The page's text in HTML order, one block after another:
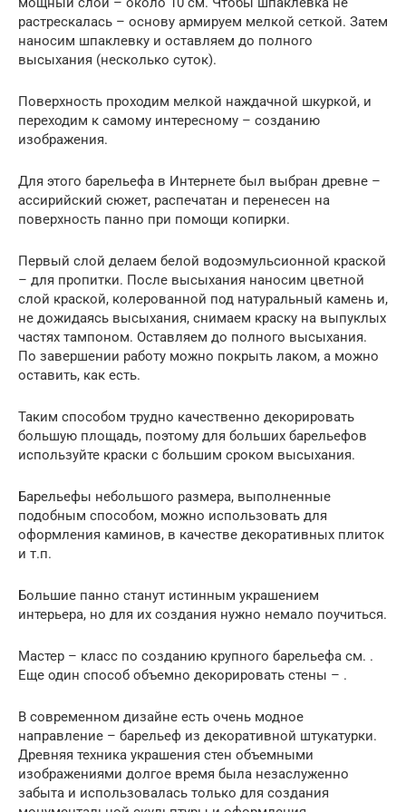
растрескалась – основу армируем мелкой сеткой. Затем
наносим шпаклевку и оставляем до полного
высыхания (несколько суток).
Поверхность проходим мелкой наждачной шкуркой, и
переходим к самому интересному – созданию
изображения.
Для этого барельефа в Интернете был выбран древне –
ассирийский сюжет, распечатан и перенесен на
поверхность панно при помощи копирки.
Первый слой делаем белой водоэмульсионной краской
– для пропитки. После высыхания наносим цветной
слой краской, колерованной под натуральный камень и,
не дожидаясь высыхания, снимаем краску на выпуклых
частях тампоном. Оставляем до полного высыхания.
По завершении работу можно покрыть лаком, а можно
оставить, как есть.
Таким способом трудно качественно декорировать
большую площадь, поэтому для больших барельефов
используйте краски с большим сроком высыхания.
Барельефы небольшого размера, выполненные
подобным способом, можно использовать для
оформления каминов, в качестве декоративных плиток
и т.п.
Большие панно станут истинным украшением
интерьера, но для их создания нужно немало поучиться.
Мастер – класс по созданию крупного барельефа см. .
Еще один способ объемно декорировать стены – .
В современном дизайне есть очень модное
направление – барельеф из декоративной штукатурки.
Древняя техника украшения стен объемными
изображениями долгое время была незаслуженно
забыта и использовалась только для создания